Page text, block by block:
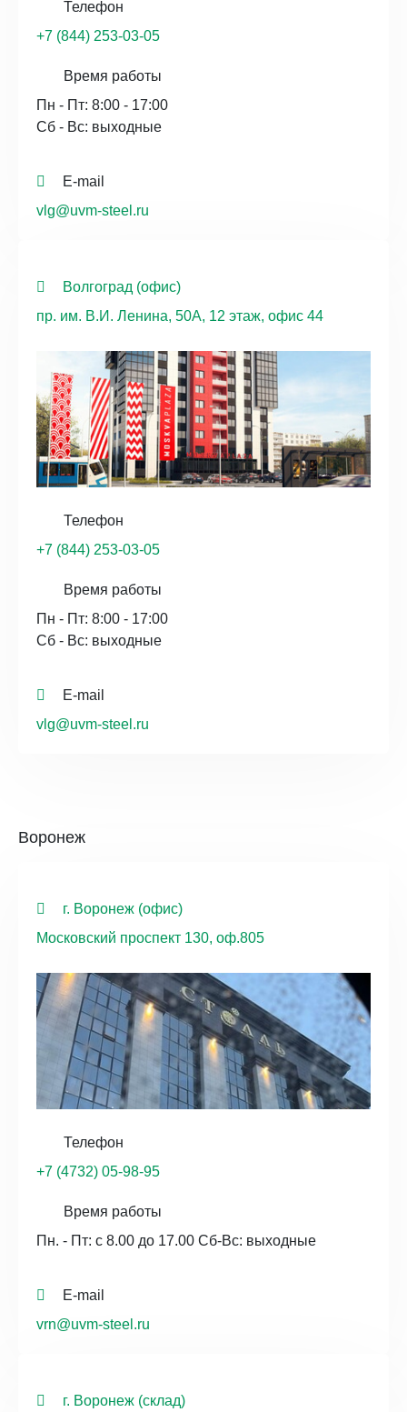
Телефон
+7 (844) 253-03-05
Время работы
Пн - Пт: 8:00 - 17:00
Сб - Вс: выходные
E-mail
vlg@uvm-steel.ru
Волгоград (офис)
пр. им. В.И. Ленина, 50А, 12 этаж, офис 44
Телефон
+7 (844) 253-03-05
Время работы
Пн - Пт: 8:00 - 17:00
Сб - Вс: выходные
E-mail
vlg@uvm-steel.ru
Воронеж
г. Воронеж (офис)
Московский проспект 130, оф.805
Телефон
+7 (4732) 05-98-95
Время работы
Пн. - Пт: с 8.00 до 17.00 Сб-Вс: выходные
E-mail
vrn@uvm-steel.ru
г. Воронеж (склад)